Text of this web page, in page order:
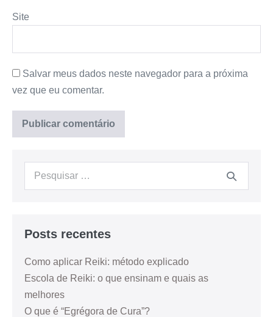
Site
Salvar meus dados neste navegador para a próxima
vez que eu comentar.
Posts recentes
Como aplicar Reiki: método explicado
Escola de Reiki: o que ensinam e quais as
melhores
O que é “Egrégora de Cura”?